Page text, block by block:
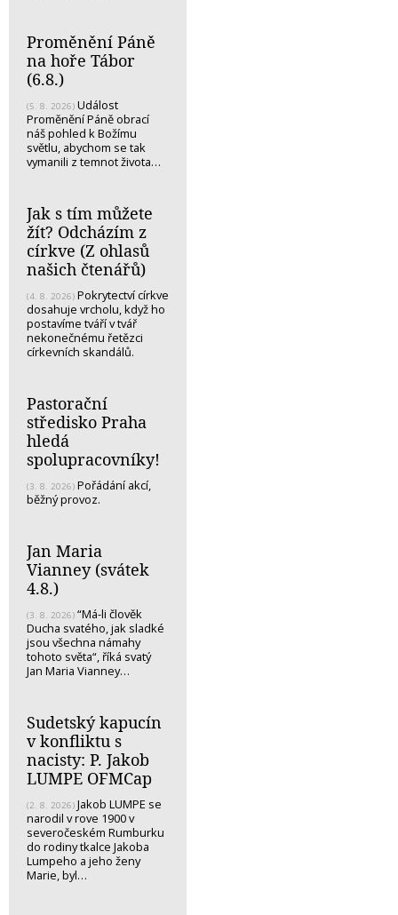
Proměnění Páně
na hoře Tábor
(6.8.)
(5. 8. 2026) Událost
Proměnění Páně obrací
náš pohled k Božímu
světlu, abychom se tak
vymanili z temnot života…
Jak s tím můžete
žít? Odcházím z
církve (Z ohlasů
našich čtenářů)
(4. 8. 2026) Pokrytectví církve
dosahuje vrcholu, když ho
postavíme tváří v tvář
nekonečnému řetězci
církevních skandálů.
Pastorační
středisko Praha
hledá
spolupracovníky!
(3. 8. 2026) Pořádání akcí,
běžný provoz.
Jan Maria
Vianney (svátek
4.8.)
(3. 8. 2026) “Má-li člověk
Ducha svatého, jak sladké
jsou všechna námahy
tohoto světa“, říká svatý
Jan Maria Vianney…
Sudetský kapucín
v konfliktu s
nacisty: P. Jakob
LUMPE OFMCap
(2. 8. 2026) Jakob LUMPE se
narodil v rove 1900 v
severočeském Rumburku
do rodiny tkalce Jakoba
Lumpeho a jeho ženy
Marie, byl…